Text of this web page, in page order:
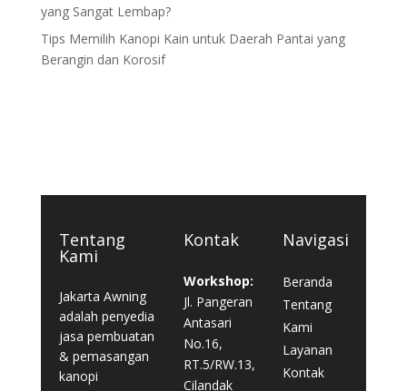
yang Sangat Lembap?
Tips Memilih Kanopi Kain untuk Daerah Pantai yang
Berangin dan Korosif
Tentang
Kami
Jakarta Awning
adalah penyedia
jasa pembuatan
& pemasangan
kanopi
Kontak
Workshop:
Jl. Pangeran
Antasari
No.16,
RT.5/RW.13,
Cilandak
Navigasi
Beranda
Tentang
Kami
Layanan
Kontak